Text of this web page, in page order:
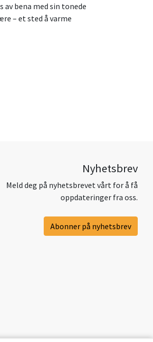
bena med sin tonede
– et sted å varme
Nyhetsbrev
Meld deg på nyhetsbrevet vårt for å få
oppdateringer fra oss.
Abonner på nyhetsbrev